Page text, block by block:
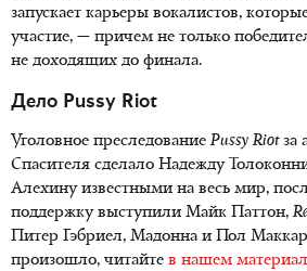
запускает карьеры вокалистов,
участие, — причем не только
не доходящих до финала.
Дело Pussy Riot
Уголовное преследованиеPussy Riotза
Спасителя сделало Надежду
Алехину известными на весь мир,
поддержку выступили Майк Паттон,
Питер Гэбриел, Мадонна и Пол
произошло, читайте в нашем